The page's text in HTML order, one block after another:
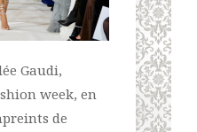
Gaudi,
week, en
de